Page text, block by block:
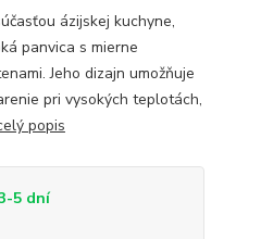
ázijskej kuchyne,
panvica s mierne
Jeho dizajn umožňuje
pri vysokých teplotách,
popis
5 dní